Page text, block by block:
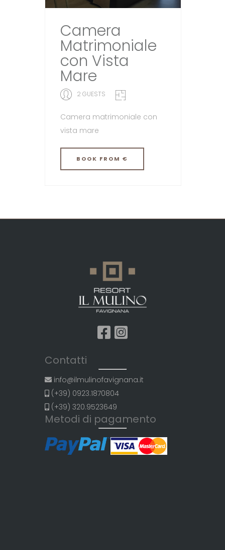
Camera
Matrimoniale
con Vista
Mare
2 GUESTS
Camera matrimoniale con
vista mare
BOOK FROM €
Contatti
info@ilmulinofavignana.it
(+39) 0923.1870804
(+39) 320.9523649
Metodi di pagamento